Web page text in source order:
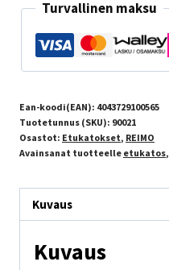
Turvallinen maksu
Ean-koodi(EAN): 4043729100565
Tuotetunnus (SKU): 90021
Osastot: Etukatokset, REIMO
Avainsanat tuotteelle etukatos,
Kuvaus
Kuvaus